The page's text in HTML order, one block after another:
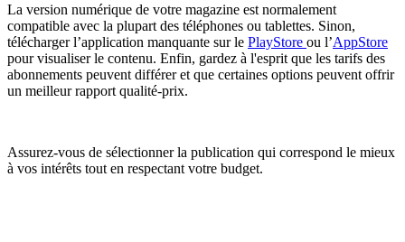
La version numérique de votre magazine est normalement
compatible avec la plupart des téléphones ou tablettes. Sinon,
télécharger l’application manquante sur le PlayStore ou l’AppStore
pour visualiser le contenu. Enfin, gardez à l'esprit que les tarifs des
abonnements peuvent différer et que certaines options peuvent offrir
un meilleur rapport qualité-prix.
Assurez-vous de sélectionner la publication qui correspond le mieux
à vos intérêts tout en respectant votre budget.